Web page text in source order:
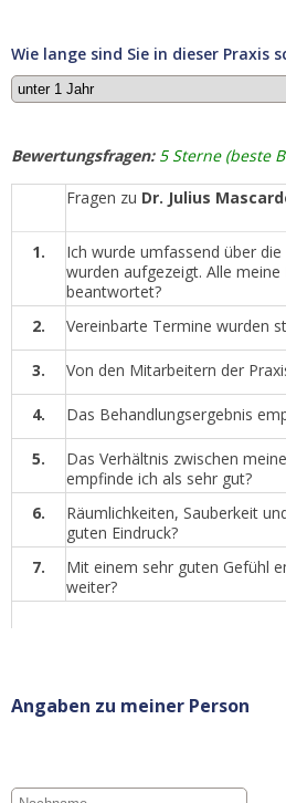
Wie lange sind Sie in dieser Praxis
Bewertungsfragen: 5 Sterne (beste
Fragen zu Dr. Julius
1.
Ich wurde umfassend über
wurden aufgezeigt. Alle
beantwortet?
2.
Vereinbarte Termine wurden
3. Von den Mitarbeitern der
4. Das Behandlungsergebnis
5.
Das Verhältnis zwischen
empfinde ich als sehr gut?
6.
Räumlichkeiten, Sauberkeit
guten Eindruck?
7.
Mit einem sehr guten Gefühl
weiter?
Angaben zu meiner Person